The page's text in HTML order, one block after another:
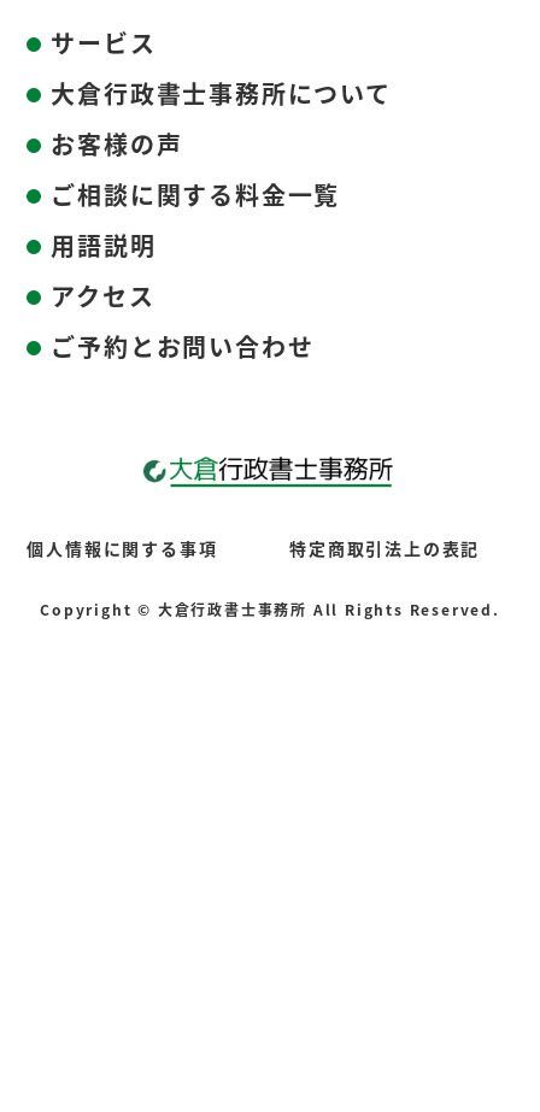
サービス
大倉行政書士事務所について
お客様の声
ご相談に関する料金一覧
用語説明
アクセス
ご予約とお問い合わせ
個人情報に関する事項 特定商取引法上の表記
Copyright © 大倉行政書士事務所 All Rights Reserved.